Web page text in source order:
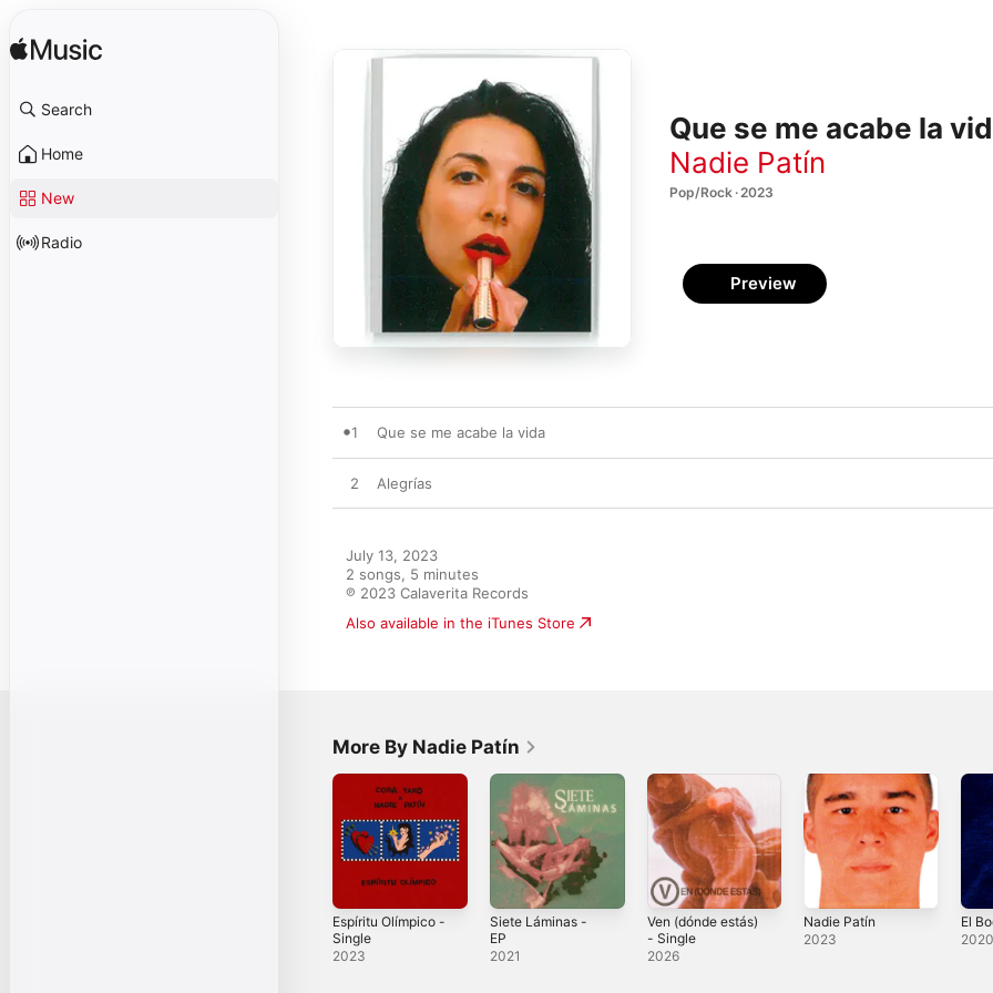
Search
Home
New
Radio
Que se me acabe la
Nadie Patín
Pop/Rock · 2023
Preview
1 Que se me acabe la vida
2 Alegrías
July 13, 2023
2 songs, 5 minutes
℗ 2023 Calaverita Records
Also available in the iTunes Store
More By Nadie Patín
Espíritu Olímpico -
Single
2023
Siete Láminas -
EP
2021
Ven (dónde estás)
- Single
2026
Nadie Patín
2023
El
2020